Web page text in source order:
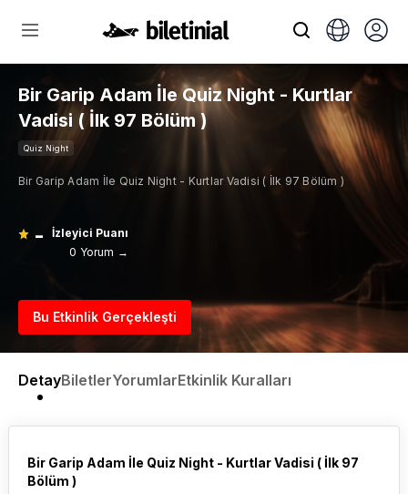
Bir Garip Adam İle Quiz Night - Kurtlar
Vadisi ( İlk 97 Bölüm )
Quiz Night
Bir Garip Adam İle Quiz Night - Kurtlar Vadisi ( İlk 97 Bölüm )
-
İzleyici Puanı
0 Yorum →
Bu Etkinlik Gerçekleşti
DetayBiletlerYorumlarEtkinlik Kuralları
Bir Garip Adam İle Quiz Night - Kurtlar Vadisi ( İlk 97
Bölüm )